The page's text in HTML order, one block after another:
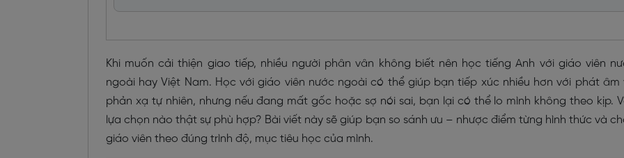
Khi muốn cải thiện giao tiếp, nhiều người phân vân không biết nên học tiếng Anh với giáo viên
ngoài hay Việt Nam. Học với giáo viên nước ngoài có thể giúp bạn tiếp xúc nhiều hơn với phát âm
phản xạ tự nhiên, nhưng nếu đang mất gốc hoặc sợ nói sai, bạn lại có thể lo mình không theo kịp.
lựa chọn nào thật sự phù hợp? Bài viết này sẽ giúp bạn so sánh ưu – nhược điểm từng hình thức và
giáo viên theo đúng trình độ, mục tiêu học của mình.